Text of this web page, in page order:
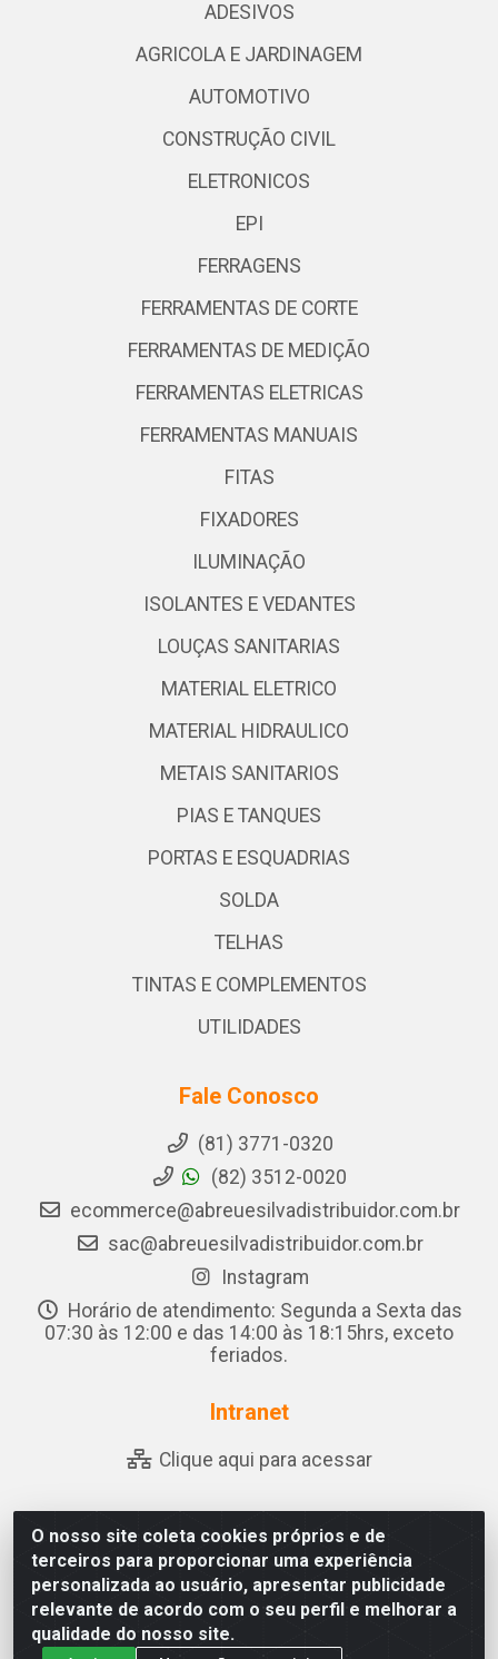
O nosso site coleta cookies próprios e de
terceiros para proporcionar uma experiência
personalizada ao usuário, apresentar publicidade
relevante de acordo com o seu perfil e melhorar a
qualidade do nosso site.
ADESIVOS
AGRICOLA E JARDINAGEM
AUTOMOTIVO
CONSTRUÇÃO CIVIL
ELETRONICOS
EPI
FERRAGENS
FERRAMENTAS DE CORTE
FERRAMENTAS DE MEDIÇÃO
FERRAMENTAS ELETRICAS
FERRAMENTAS MANUAIS
FITAS
FIXADORES
ILUMINAÇÃO
ISOLANTES E VEDANTES
LOUÇAS SANITARIAS
MATERIAL ELETRICO
MATERIAL HIDRAULICO
METAIS SANITARIOS
PIAS E TANQUES
PORTAS E ESQUADRIAS
SOLDA
TELHAS
TINTAS E COMPLEMENTOS
UTILIDADES
Fale Conosco
(81) 3771-0320
(82) 3512-0020
ecommerce@abreuesilvadistribuidor.com.br
sac@abreuesilvadistribuidor.com.br
Instagram
Horário de atendimento: Segunda a Sexta das
07:30 às 12:00 e das 14:00 às 18:15hrs, exceto
feriados.
Intranet
Clique aqui para acessar
Abreu & Silva - Rua Padre Jose de Souza Leite, 265 - Ariado,
Olho D'Água das Flores/AL - CEP 57.442-000 - CNPJ
04.790.656/0001-06